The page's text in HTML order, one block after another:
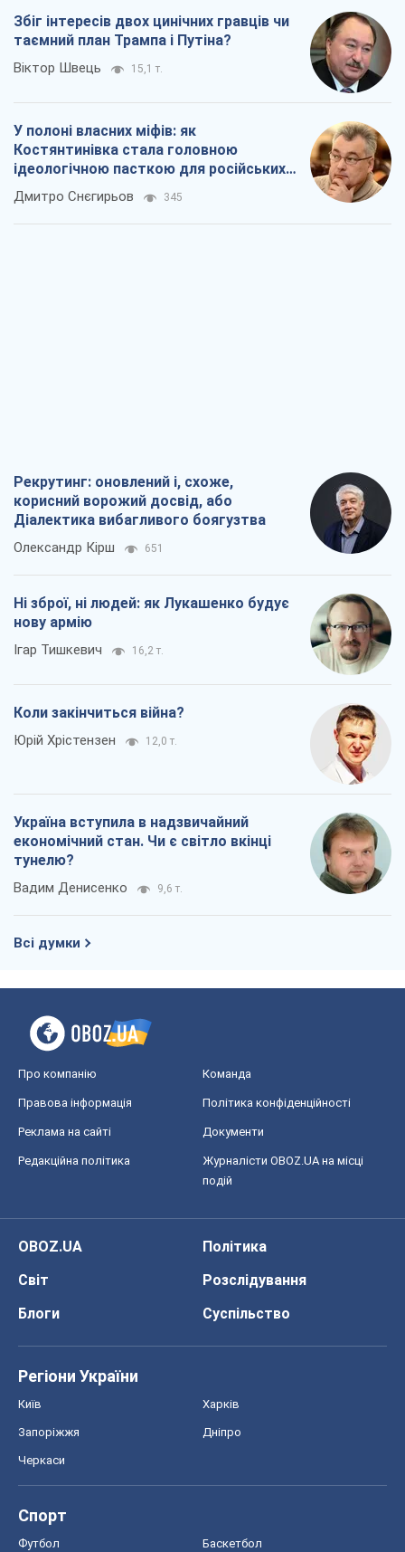
Збіг інтересів двох цинічних гравців чи
таємний план Трампа і Путіна?
Віктор Швець 15,1 т.
У полоні власних міфів: як
Костянтинівка стала головною
ідеологічною пасткою для російських
окупантів
Дмитро Снєгирьов 345
Рекрутинг: оновлений і, схоже,
корисний ворожий досвід, або
Діалектика вибагливого боягузтва
Олександр Кірш 651
Ні зброї, ні людей: як Лукашенко будує
нову армію
Ігар Тишкевич 16,2 т.
Коли закінчиться війна?
Юрій Хрістензен 12,0 т.
Україна вступила в надзвичайний
економічний стан. Чи є світло вкінці
тунелю?
Вадим Денисенко 9,6 т.
Всі думки
Про компанію Команда
Правова інформація Політика конфіденційності
Реклама на сайті Документи
Редакційна політика
Журналісти OBOZ.UA на місці
подій
OBOZ.UA
Політика
Світ
Розслідування
Блоги
Суспільство
Регіони України
Київ Харків
Запоріжжя Дніпро
Черкаси
Спорт
Футбол Баскетбол